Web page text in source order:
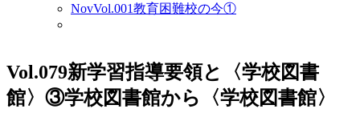
NovVol.001教育困難校の今①
Vol.079新学習指導要領と〈学校図書
館〉③学校図書館から〈学校図書館〉